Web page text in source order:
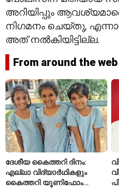
അറിയിപ്പും
നിഗമനം ചെയ്തു,
അത് നൽകിയിട്ടില്ല.
From around the web
ദേശീയ കൈത്തറി ദിനം:
എല്ലാ വിദ്യാർഥികളും
കൈത്തറി യൂണിഫോം